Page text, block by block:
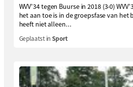
WVV’34 tegen Buurse in 2018 (3-0)
het aan toe is in de groepsfase van het
heeft niet alleen...
Geplaatst inSport